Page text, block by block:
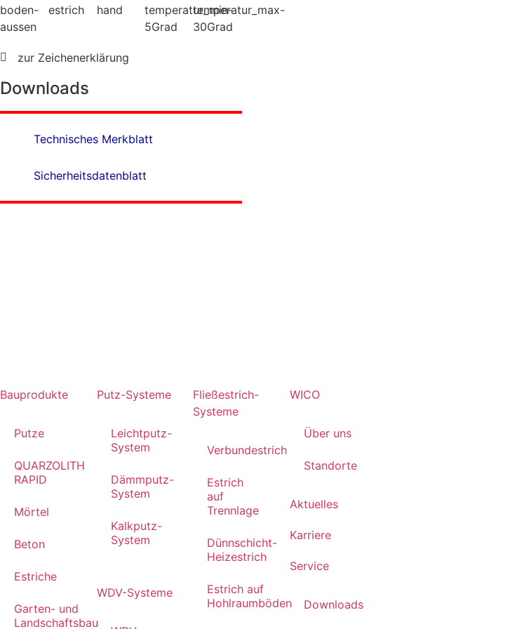
zur Zeichenerklärung
Downloads
Technisches Merkblatt
Sicherheitsdatenblatt
Bauprodukte
Putze
QUARZOLITH
RAPID
Mörtel
Beton
Estriche
Garten- und
Landschaftsbau
Putz-Systeme
Leichtputz-
System
Dämmputz-
System
Kalkputz-
System
WDV-Systeme
Fließestrich-
Systeme
Verbundestrich
Estrich
auf
Trennlage
Dünnschicht-
Heizestrich
Estrich auf
Hohlraumböden
WICO
Über uns
Standorte
Aktuelles
Karriere
Service
Downloads